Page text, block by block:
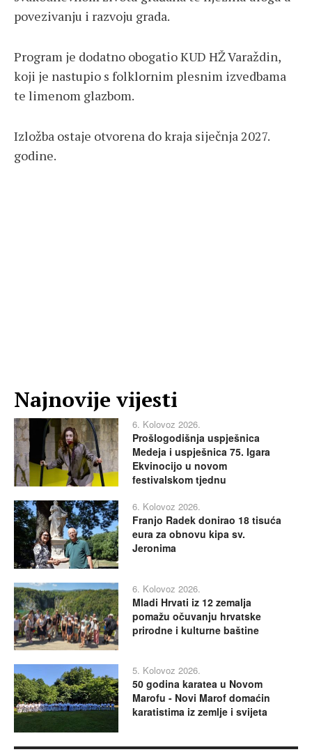
povezivanju i razvoju grada.
Program je dodatno obogatio KUD HŽ Varaždin,
koji je nastupio s folklornim plesnim izvedbama
te limenom glazbom.
Izložba ostaje otvorena do kraja siječnja 2027.
godine.
Najnovije vijesti
6. Kolovoz 2026.
Prošlogodišnja uspješnica
Medeja i uspješnica 75. Igara
Ekvinocijo u novom
festivalskom tjednu
6. Kolovoz 2026.
Franjo Radek donirao 18 tisuća
eura za obnovu kipa sv.
Jeronima
6. Kolovoz 2026.
Mladi Hrvati iz 12 zemalja
pomažu očuvanju hrvatske
prirodne i kulturne baštine
5. Kolovoz 2026.
50 godina karatea u Novom
Marofu - Novi Marof domaćin
karatistima iz zemlje i svijeta